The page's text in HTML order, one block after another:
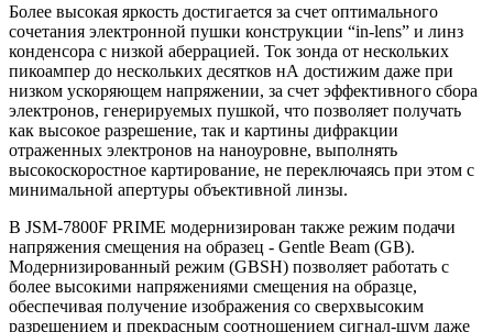
Более высокая яркость достигается за счет оптимального
сочетания электронной пушки конструкции “in-lens” и линз
конденсора с низкой аберрацией. Ток зонда от нескольких
пикоампер до нескольких десятков нА достижим даже при
низком ускоряющем напряжении, за счет эффективного сбора
электронов, генерируемых пушкой, что позволяет получать
как высокое разрешение, так и картины дифракции
отраженных электронов на наноуровне, выполнять
высокоскоростное картирование, не переключаясь при этом с
минимальной апертуры объективной линзы.
В JSM-7800F PRIME модернизирован также режим подачи
напряжения смещения на образец - Gentle Beam (GB).
Модернизированный режим (GBSH) позволяет работать с
более высокими напряжениями смещения на образце,
обеспечивая получение изображения со сверхвысоким
разрешением и прекрасным соотношением сигнал-шум даже